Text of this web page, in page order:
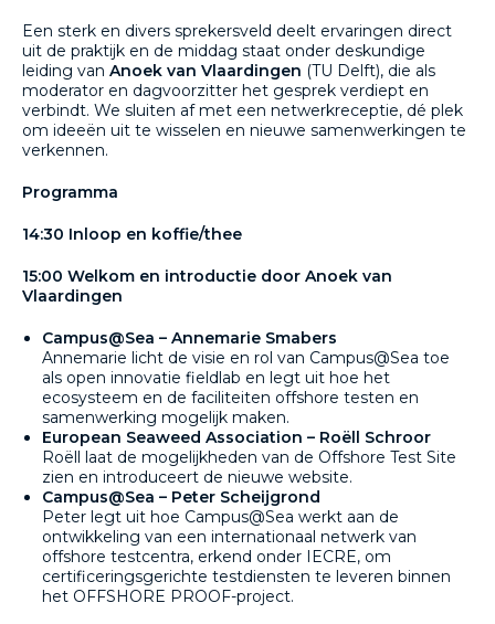
Een sterk en divers sprekersveld deelt ervaringen direct
uit de praktijk en de middag staat onder deskundige
leiding van Anoek van Vlaardingen (TU Delft), die als
moderator en dagvoorzitter het gesprek verdiept en
verbindt. We sluiten af met een netwerkreceptie, dé plek
om ideeën uit te wisselen en nieuwe samenwerkingen te
verkennen.
Programma
14:30 Inloop en koffie/thee
15:00 Welkom en introductie door Anoek van
Vlaardingen
Campus@Sea – Annemarie Smabers
Annemarie licht de visie en rol van Campus@Sea toe
als open innovatie fieldlab en legt uit hoe het
ecosysteem en de faciliteiten offshore testen en
samenwerking mogelijk maken.
European Seaweed Association – Roëll Schroor
Roëll laat de mogelijkheden van de Offshore Test Site
zien en introduceert de nieuwe website.
Campus@Sea – Peter Scheijgrond
Peter legt uit hoe Campus@Sea werkt aan de
ontwikkeling van een internationaal netwerk van
offshore testcentra, erkend onder IECRE, om
certificeringsgerichte testdiensten te leveren binnen
het OFFSHORE PROOF-project.